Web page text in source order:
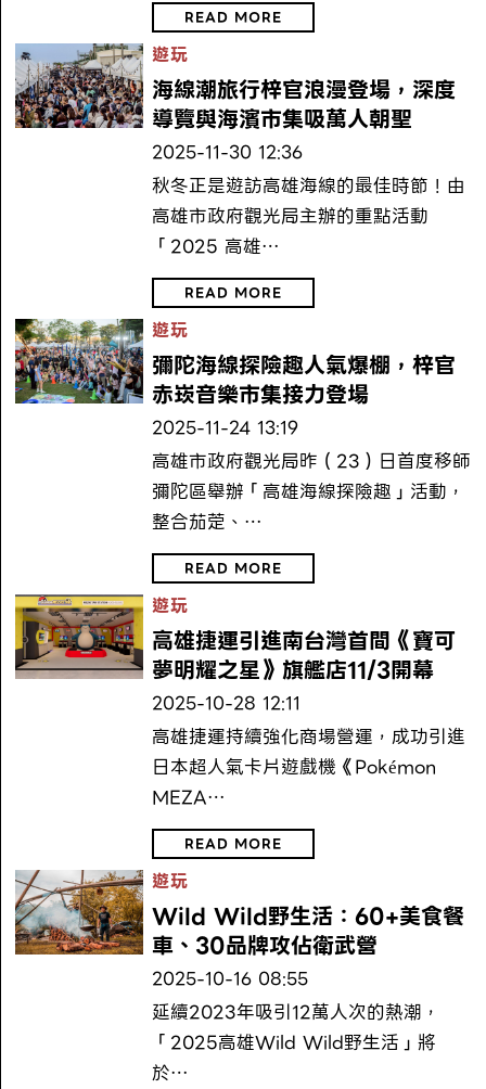
READ MORE
遊玩
海線潮旅行梓官浪漫登場，深度
導覽與海濱市集吸萬人朝聖
2025-11-30 12:36
秋冬正是遊訪高雄海線的最佳時節！由
高雄市政府觀光局主辦的重點活動
「2025 高雄…
READ MORE
遊玩
彌陀海線探險趣人氣爆棚，梓官
赤崁音樂市集接力登場
2025-11-24 13:19
高雄市政府觀光局昨（23）日首度移師
彌陀區舉辦「高雄海線探險趣」活動，
整合茄萣、…
READ MORE
遊玩
高雄捷運引進南台灣首間《寶可
夢明耀之星》旗艦店11/3開幕
2025-10-28 12:11
高雄捷運持續強化商場營運，成功引進
日本超人氣卡片遊戲機《Pokémon
MEZA…
READ MORE
遊玩
Wild Wild野生活：60+美食餐
車、30品牌攻佔衛武營
2025-10-16 08:55
延續2023年吸引12萬人次的熱潮，
「2025高雄Wild Wild野生活」將
於…